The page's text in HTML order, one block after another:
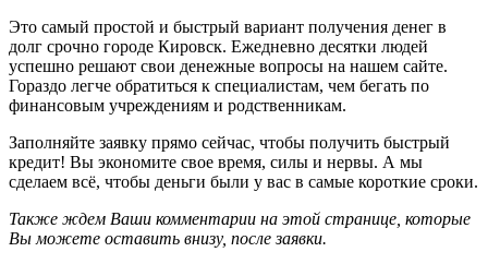
Это самый простой и быстрый вариант получения денег в
долг срочно городе Кировск. Ежедневно десятки людей
успешно решают свои денежные вопросы на нашем сайте.
Гораздо легче обратиться к специалистам, чем бегать по
финансовым учреждениям и родственникам.
Заполняйте заявку прямо сейчас, чтобы получить быстрый
кредит! Вы экономите свое время, силы и нервы. А мы
сделаем всё, чтобы деньги были у вас в самые короткие сроки.
Также ждем Ваши комментарии на этой странице, которые
Вы можете оставить внизу, после заявки.